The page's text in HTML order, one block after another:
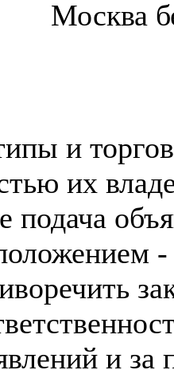
Москва
и
их
подача
-
и за